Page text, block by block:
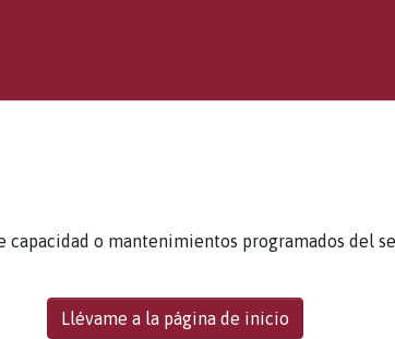
o mantenimientos programados del
Llévame a la página de inicio